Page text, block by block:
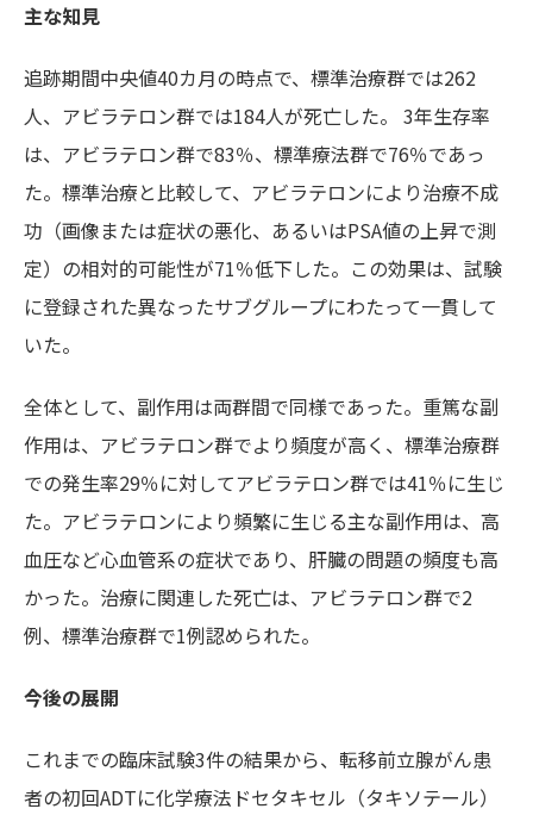
主な知見
追跡期間中央値40カ月の時点で、標準治療群では262
人、アビラテロン群では184人が死亡した。 3年生存率
は、アビラテロン群で83％、標準療法群で76％であっ
た。標準治療と比較して、アビラテロンにより治療不成
功（画像または症状の悪化、あるいはPSA値の上昇で測
定）の相対的可能性が71％低下した。この効果は、試験
に登録された異なったサブグループにわたって一貫して
いた。
全体として、副作用は両群間で同様であった。重篤な副
作用は、アビラテロン群でより頻度が高く、標準治療群
での発生率29％に対してアビラテロン群では41％に生じ
た。アビラテロンにより頻繁に生じる主な副作用は、高
血圧など心血管系の症状であり、肝臓の問題の頻度も高
かった。治療に関連した死亡は、アビラテロン群で2
例、標準治療群で1例認められた。
今後の展開
これまでの臨床試験3件の結果から、転移前立腺がん患
者の初回ADTに化学療法ドセタキセル（タキソテール）